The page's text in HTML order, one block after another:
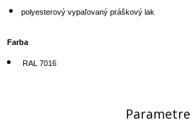
polyesterový vypaľovaný práškový lak
Farba
RAL 7016
Parametre